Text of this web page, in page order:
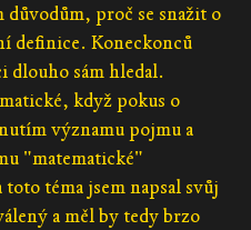
proč se snažit o
definice. Koneckonců
dlouho sám hledal.
když pokus o
významu pojmu a
"matematické"
téma jsem napsal svůj
a měl by tedy brzo